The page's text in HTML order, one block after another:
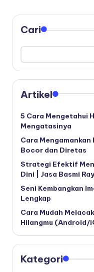
Cari
Artikel
5 Cara Mengetahui
Mengatasinya
Cara
Bocor dan Diretas
Strategi Efektif
Dini | Jasa Basmi
Seni Kembangkan
Lengkap
Cara Mudah
Hilangmu (Android/
Kategori